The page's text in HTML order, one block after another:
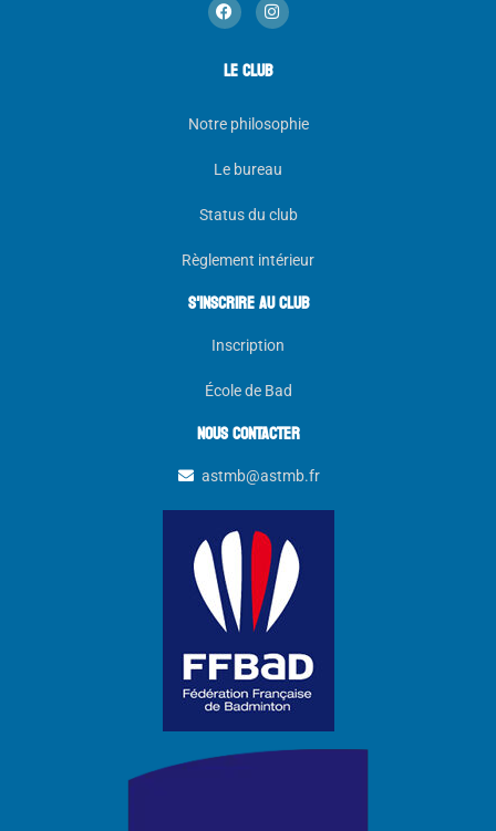
LE CLUB
Notre philosophie
Le bureau
Status du club
Règlement intérieur
s'inscrire au club
Inscription
École de Bad
NOUS CONTACTER
astmb@astmb.fr